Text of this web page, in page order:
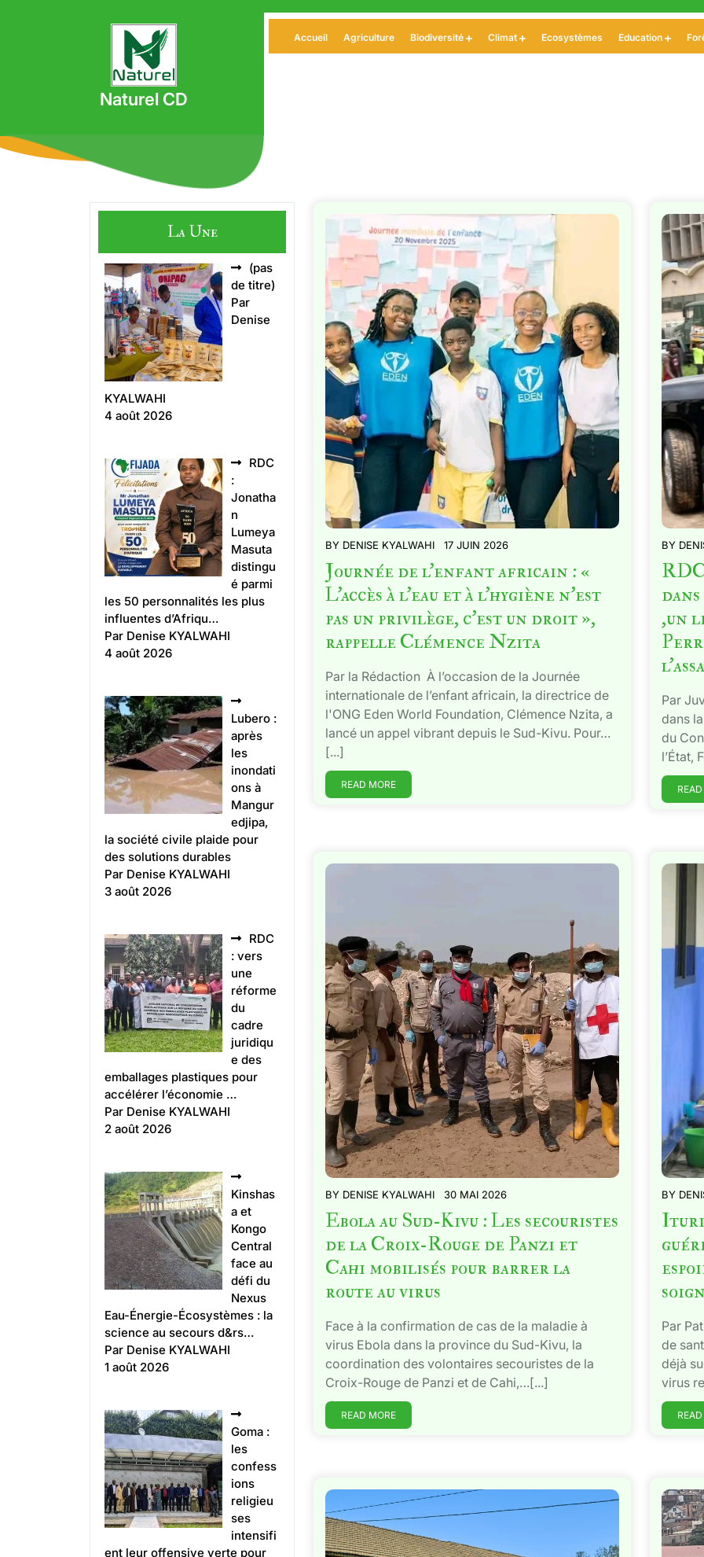
Naturel CD
Accueil Agriculture Biodiversité Climat Ecosystèmes Education
La Une
(pas
de titre)
Par
Denise
KYALWAHI
4 août 2026
RDC
:
Jonatha
n
Lumeya
Masuta
distingu
é parmi
les 50 personnalités les plus
influentes d’Afriqu…
Par Denise KYALWAHI
4 août 2026
Lubero :
après
les
inondati
ons à
Mangur
edjipa,
la société civile plaide pour
des solutions durables
Par Denise KYALWAHI
3 août 2026
RDC
: vers
une
réforme
du
cadre
juridiqu
e des
emballages plastiques pour
accélérer l’économie …
Par Denise KYALWAHI
2 août 2026
Kinshas
a et
Kongo
Central
face au
défi du
Nexus
Eau-Énergie-Écosystèmes : la
science au secours d&rs…
Par Denise KYALWAHI
1 août 2026
Goma :
les
confess
ions
religieu
ses
intensifi
ent leur offensive verte pour
BY DENISE KYALWAHI 17 JUIN 2026
Journée de l’enfant africain : «
L’accès à l’eau et à l’hygiène n’est
pas un privilège, c’est un droit »,
rappelle Clémence Nzita
Par la Rédaction À l’occasion de la Journée
internationale de l’enfant africain, la directrice de
l'ONG Eden World Foundation, Clémence Nzita, a
lancé un appel vibrant depuis le Sud-Kivu. Pour…
[...]
READ MORE
BY
,un
Par
dans
du
l’État,
BY DENISE KYALWAHI 30 MAI 2026
Ebola au Sud-Kivu : Les secouristes
de la Croix-Rouge de Panzi et
Cahi mobilisés pour barrer la
route au virus
Face à la confirmation de cas de la maladie à
virus Ebola dans la province du Sud-Kivu, la
coordination des volontaires secouristes de la
Croix-Rouge de Panzi et de Cahi,…[...]
READ MORE
BY
Ituri
Par
de
déjà
virus